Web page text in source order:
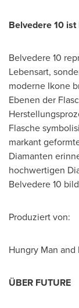
Belvedere 10
Belvedere 10
Lebensart,
moderne Ikone
Ebenen der
Flasche
markant
Diamanten
hochwertigen
Belvedere 10
Produziert von:
Hungry Man and
ÜBER FUTURE